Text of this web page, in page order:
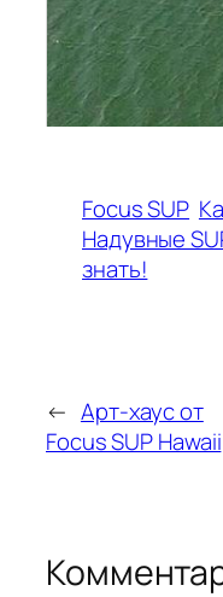
Focus SUP
Надувные
знать!
← Арт-хаус от
Focus SUP Hawaii